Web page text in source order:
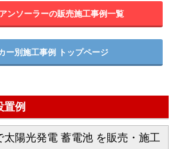
ンソーラーの販売施工事例一覧
ー別施工事例 トップページ
置例
太陽光発電 蓄電池 を販売・施工